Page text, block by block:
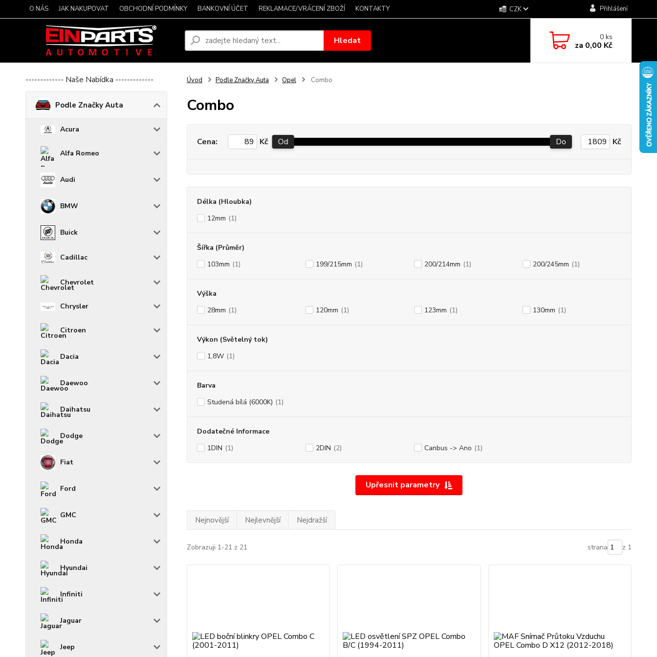
O NÁS JAK NAKUPOVAT OBCHODNÍ PODMÍNKY BANKOVNÍ ÚČET REKLAMACE/VRÁCENÍ ZBOŽÍ KONTAKTY CZK Přihlášení
Hledat 0ks
za 0,00 Kč
------------- Naše Nabídka -------------
Podle Značky Auta
Acura
Alfa Romeo
Audi
BMW
Buick
Cadillac
Chevrolet
Chrysler
Citroen
Dacia
Daewoo
Daihatsu
Dodge
Fiat
Ford
GMC
Honda
Hyundai
Infiniti
Jaguar
Jeep
Úvod Podle Značky Auta Opel Combo
Combo
Upřesnit parametry
Cena: Kč Od Do Kč
Délka (Hloubka)
12mm (1)
Šířka (Průměr)
103mm (1) 199/215mm (1) 200/214mm (1) 200/245mm (1)
Výška
28mm (1) 120mm (1) 123mm (1) 130mm (1)
Výkon (Světelný tok)
1,8W (1)
Barva
Studená bílá (6000K) (1)
Dodatečné Informace
1DIN (1) 2DIN (2) Canbus -> Ano (1)
Nejnovější Nejlevnější Nejdražší
Zobrazuji 1-21 z 21 strana z 1